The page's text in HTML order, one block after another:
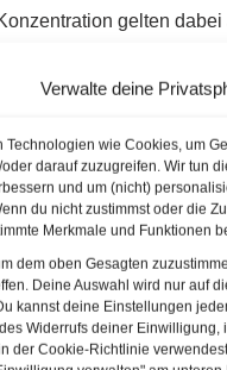
Verwalte deine
Technologien wie Cookies, um
darauf zuzugreifen. Wir tun
und um (nicht)
du nicht zustimmst oder die
Merkmale und Funktionen
dem oben Gesagten
Deine Auswahl wird nur auf
kannst deine Einstellungen
Widerrufs deiner Einwilligung,
der Cookie-Richtlinie
gelten
Überblicksstudie im
aus 36 Ländern aus. Sie
kurzfristige
und erhöhte Risiken
um die
Schäden gelten